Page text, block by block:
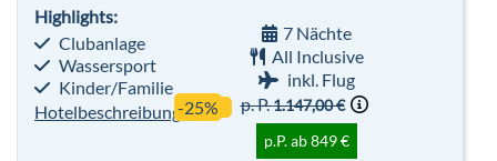
Highlights:
Clubanlage
Wassersport
Kinder/Familie
Hotelbeschreibung
7 Nächte
All Inclusive
inkl. Flug
-25%
p. P.1.147,00 €
p.P. ab 849 €